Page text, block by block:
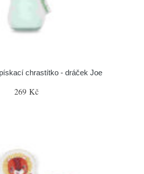
chrastítko - dráček Joe
269 Kč